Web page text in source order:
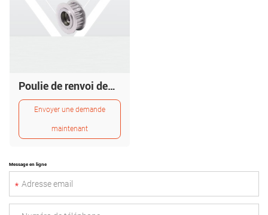
Poulie de renvoi dentée
Envoyer une demande
maintenant
Message en ligne
*